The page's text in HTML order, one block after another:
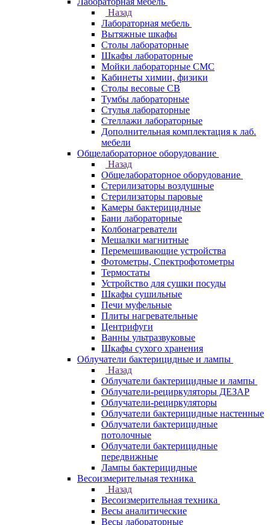
Назад
Лабораторная мебель
Вытяжные шкафы
Столы лабораторные
Шкафы лабораторные
Мойки лабораторные СМС
Кабинеты химии, физики
Столы весовые СВ
Тумбы лабораторные
Стулья лабораторные
Стеллажи лабораторные
Дополнительная комплектация к лаб.
мебели
Общелабораторное оборудование
Назад
Общелабораторное оборудование
Стерилизаторы воздушные
Стерилизаторы паровые
Камеры бактерицидные
Бани лабораторные
Колбонагреватели
Мешалки магнитные
Перемешивающие устройства
Фотометры, Спектрофотометры
Термостаты
Устройство для сушки посуды
Шкафы сушильные
Печи муфельные
Плиты нагревательные
Центрифуги
Ванны ультразвуковые
Шкафы сухого хранения
Облучатели бактерицидные и лампы
Назад
Облучатели бактерицидные и лампы
Облучатели-рециркуляторы ДЕЗАР
Облучатели-рециркуляторы
Облучатели бактерицидные настенные
Облучатели бактерицидные
потолочные
Облучатели бактерицидные
передвижные
Лампы бактерицидные
Весоизмерительная техника
Назад
Весоизмерительная техника
Весы аналитические
Весы лабораторные